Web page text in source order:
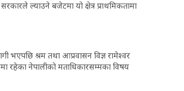
ल्याउने बजेटमा यो क्षेत्र प्राथमिकतामा
भएपछि श्रम तथा आप्रवासन विज्ञ रामेश्वर
रहेका नेपालीको मताधिकारसम्मका विषय